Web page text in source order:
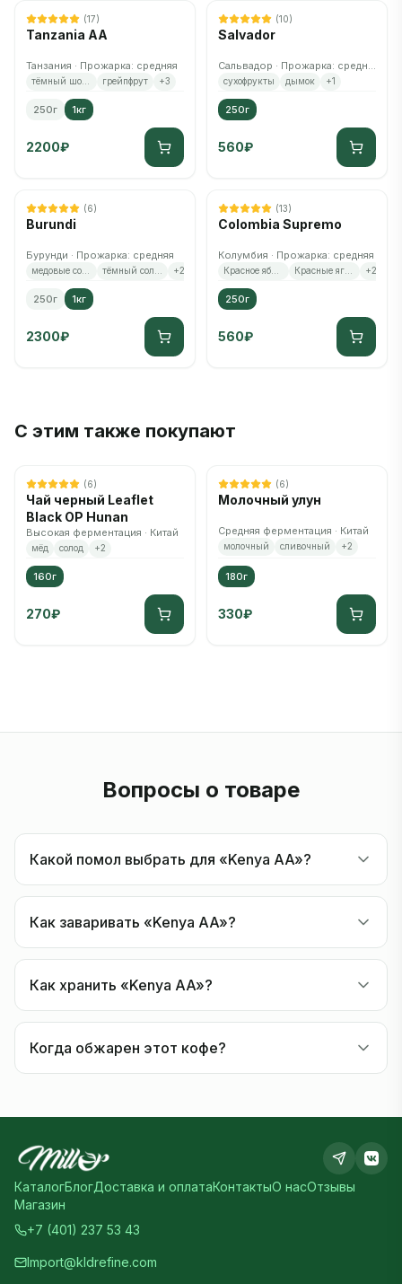
(17)
Tanzania AA
Танзания · Прожарка: средняя
грейпфрут +3
250г 1кг
2200₽
(10)
Salvador
Сальвадор · Прожарка: средняя
сухофрукты дымок +1
250г
560₽
(6)
Burundi
Бурунди · Прожарка: средняя
+2
250г 1кг
2300₽
(13)
Colombia Supremo
Колумбия · Прожарка: средняя
+2
250г
560₽
С этим также покупают
(6)
Чай черный Leaflet
Black OP Hunan
Высокая ферментация · Китай
мёд солод +2
160г
270₽
(6)
Молочный улун
Средняя ферментация · Китай
молочный сливочный +2
180г
330₽
Вопросы о товаре
Какой помол выбрать для «Kenya AA»?
Как заваривать «Kenya AA»?
Как хранить «Kenya AA»?
Когда обжарен этот кофе?
КаталогБлогДоставка и оплатаКонтактыО насОтзывы
Магазин
+7 (401) 237 53 43
Import@kldrefine.com